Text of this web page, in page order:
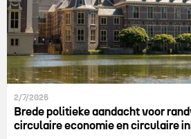
2/7/2026
Brede politieke aandacht voor
circulaire economie en circulaire